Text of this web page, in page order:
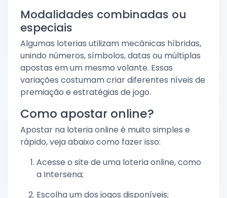
Modalidades combinadas ou
especiais
Algumas loterias utilizam mecânicas híbridas,
unindo números, símbolos, datas ou múltiplas
apostas em um mesmo volante. Essas
variações costumam criar diferentes níveis de
premiação e estratégias de jogo.
Como apostar online?
Apostar na loteria online é muito simples e
rápido, veja abaixo como fazer isso:
Acesse o site de uma loteria online, como
a Intersena;
Escolha um dos jogos disponíveis;